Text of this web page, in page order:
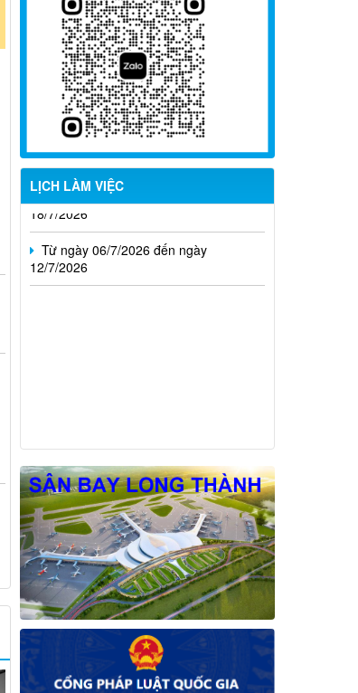
LỊCH LÀM VIỆC
Từ ngày 03/8/2026 đến ngày
09/8/2026
Từ ngày 27/7/2026 đến ngày
02/8/2026
Từ ngày 20/7/2026 đến ngày
26/7/2026
Từ ngày 13/7/2026 đến ngày
18/7/2026
12/7/2026